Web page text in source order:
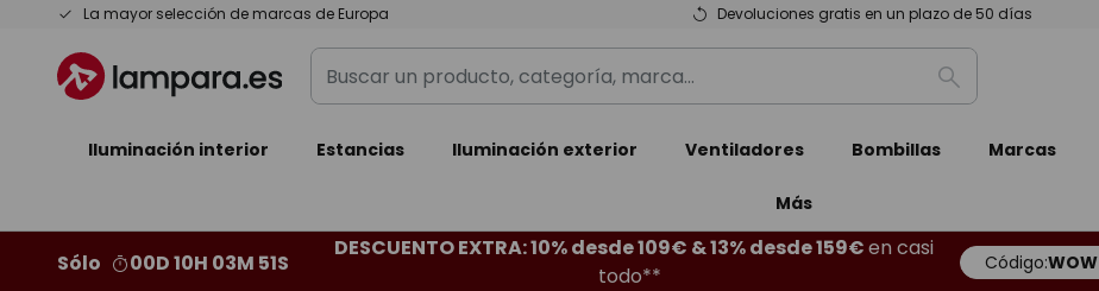
La mayor selección de marcas de Europa Devoluciones gratis en un plazo de 50 días
Ir
contenido
Buscar
un
categoría,
Buscar
Iluminación interior Estancias Iluminación exterior Ventiladores Bombillas Marcas
Más
Sólo 00D 10H 03M 49S
DESCUENTO EXTRA: 10% desde 109€ & 13% desde 159€en casi
todo**
Código:WOW